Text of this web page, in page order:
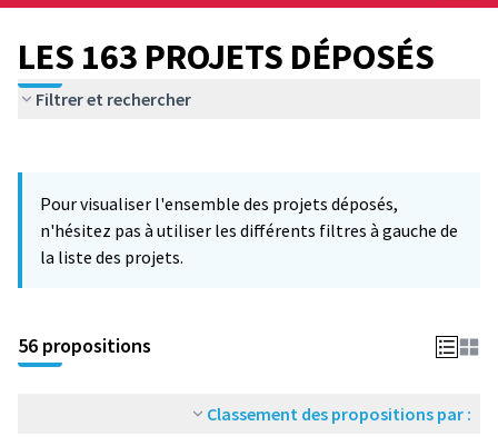
LES 163 PROJETS DÉPOSÉS
Filtrer et rechercher
−
Pour visualiser l'ensemble des projets déposés,
n'hésitez pas à utiliser les différents filtres à gauche de
la liste des projets.
56 propositions
Classement des propositions par :